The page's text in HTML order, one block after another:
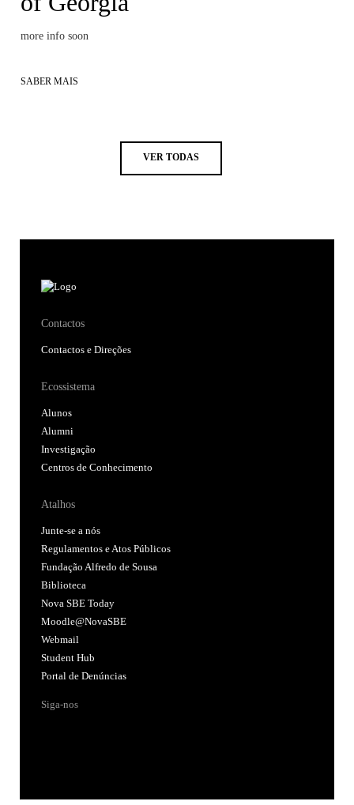
more info soon
SABER MAIS
VER TODAS
Contactos
Contactos e Direções
Ecossistema
Alunos
Alumni
Investigação
Centros de Conhecimento
Atalhos
Junte-se a nós
Regulamentos e Atos Públicos
Fundação Alfredo de Sousa
Biblioteca
Nova SBE Today
Moodle@NovaSBE
Webmail
Student Hub
Portal de Denúncias
Siga-nos